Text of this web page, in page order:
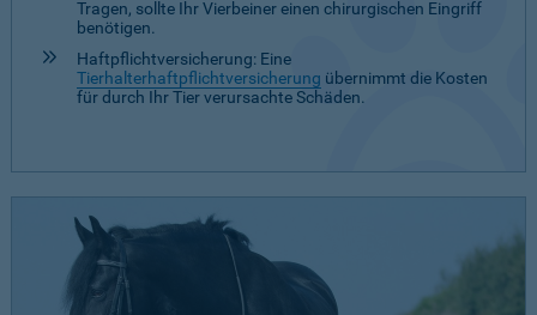
Tragen, sollte Ihr Vierbeiner einen chirurgischen Eingriff
benötigen.
Haftpflichtversicherung: Eine
Tierhalterhaftpflichtversicherung übernimmt die Kosten
für durch Ihr Tier verursachte Schäden.